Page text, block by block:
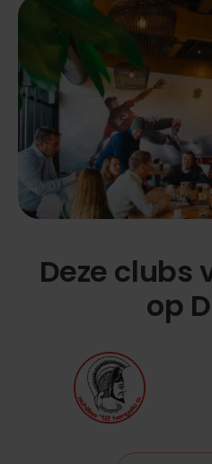
Deze clubs
op